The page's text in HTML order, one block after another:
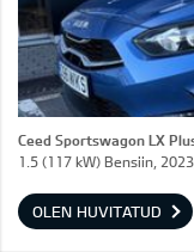
Ceed Sportswagon LX
1.5 (117 kW) Bensiin,
OLEN HUVITATUD